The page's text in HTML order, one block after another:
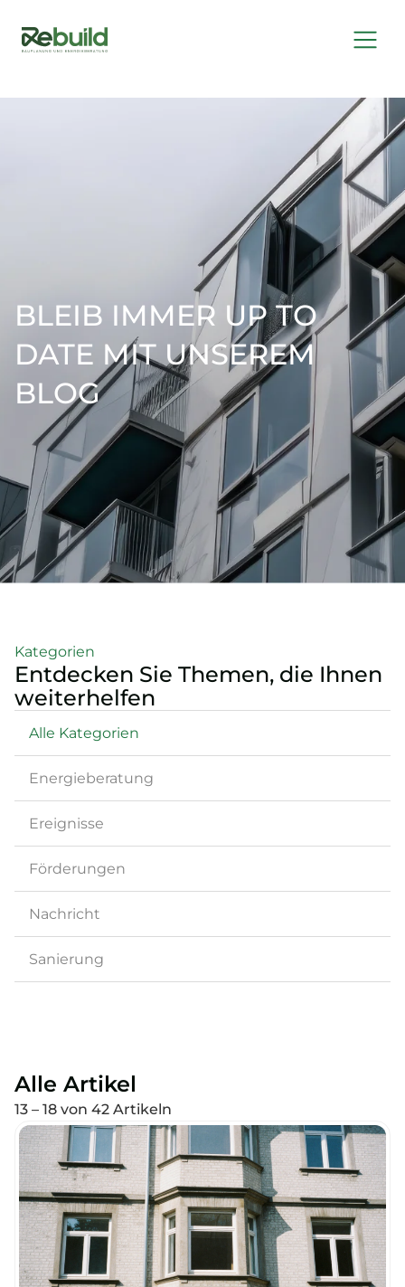
BLEIB IMMER UP TO
DATE MIT UNSEREM
BLOG
Kategorien
Entdecken Sie Themen, die Ihnen
weiterhelfen
Energieberatung
Ereignisse
Förderungen
Nachricht
Sanierung
Alle Kategorien
Alle Artikel
13 – 18 von 42 Artikeln